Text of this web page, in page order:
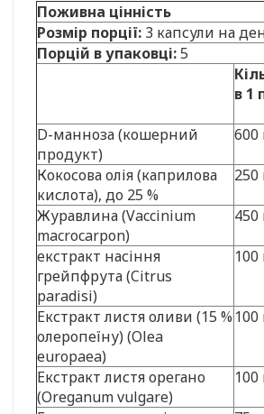
Поживна цінність
Розмір порції: 3 капсули на
Порцій в упаковці:5
в 1
D-манноза (кошерний
продукт)
600
Кокосова олія (каприлова
кислота), до 25 %
250
Журавлина (Vaccinium
macrocarpon)
450
екстракт насіння
грейпфрута (Citrus
paradisi)
100
Екстракт листя оливи (15 %
олеропеїну) (Olea
europaea)
100
Екстракт листя орегано
(Oreganum vulgare)
100